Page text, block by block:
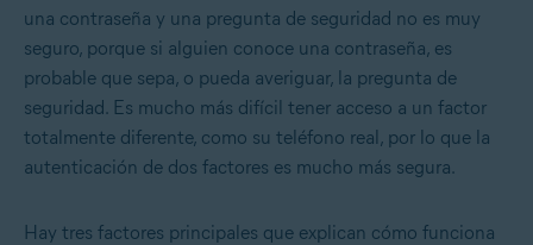
una contraseña y una pregunta de seguridad no es muy
seguro, porque si alguien conoce una contraseña, es
probable que sepa, o pueda averiguar, la pregunta de
seguridad. Es mucho más difícil tener acceso a un factor
totalmente diferente, como su teléfono real, por lo que la
autenticación de dos factores es mucho más segura.
Hay tres factores principales que explican cómo funciona